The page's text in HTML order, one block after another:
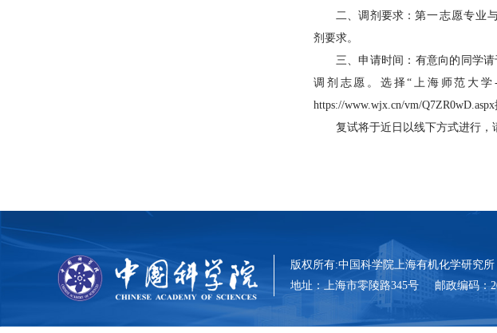
二、调剂要求：第一志愿专业
剂要求。
三、申请时间：有意向的同学请
调剂志愿。选择“上海师范大
https://www.wjx.cn/vm/Q7ZR0wD.aspx
复试将于近日以线下方式进行，
版权所有:中国科学院上海有机化学研究所
地址：上海市零陵路345号 邮政编码